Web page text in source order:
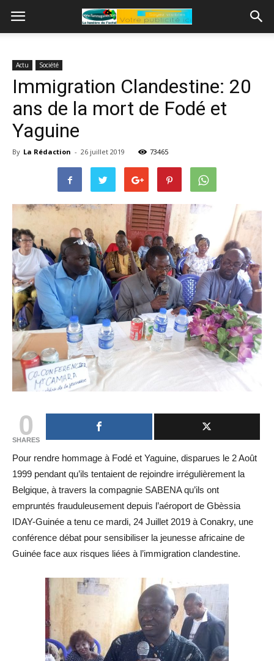
Actu Société
Immigration Clandestine: 20
ans de la mort de Fodé et
Yaguine
By La Rédaction - 26 juillet 2019 73465
0
SHARES
Pour rendre hommage à Fodé et Yaguine, disparues le 2 Août
1999 pendant qu’ils tentaient de rejoindre irrégulièrement la
Belgique, à travers la compagnie SABENA qu’ils ont
empruntés frauduleusement depuis l’aéroport de Gbèssia
IDAY-Guinée a tenu ce mardi, 24 Juillet 2019 à Conakry, une
conférence débat pour sensibiliser la jeunesse africaine de
Guinée face aux risques liées à l’immigration clandestine.